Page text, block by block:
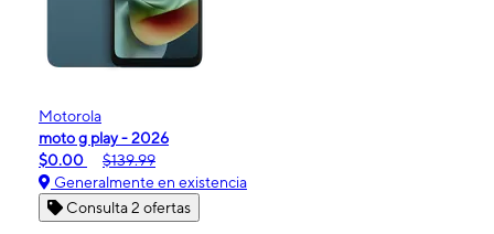
Motorola
moto g play - 2026
$0.00
$139.99
Generalmente en existencia
Consulta 2 ofertas